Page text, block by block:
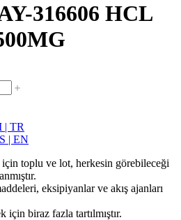
316606 HCL
| TR
| EN
için toplu ve lot, herkesin görebileceği
eksipiyanlar ve akış ajanları
için biraz fazla tartılmıştır.